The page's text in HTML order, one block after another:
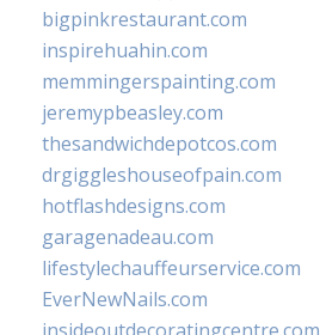
bigpinkrestaurant.com
inspirehuahin.com
memmingerspainting.com
jeremypbeasley.com
thesandwichdepotcos.com
drgiggleshouseofpain.com
hotflashdesigns.com
garagenadeau.com
lifestylechauffeurservice.com
EverNewNails.com